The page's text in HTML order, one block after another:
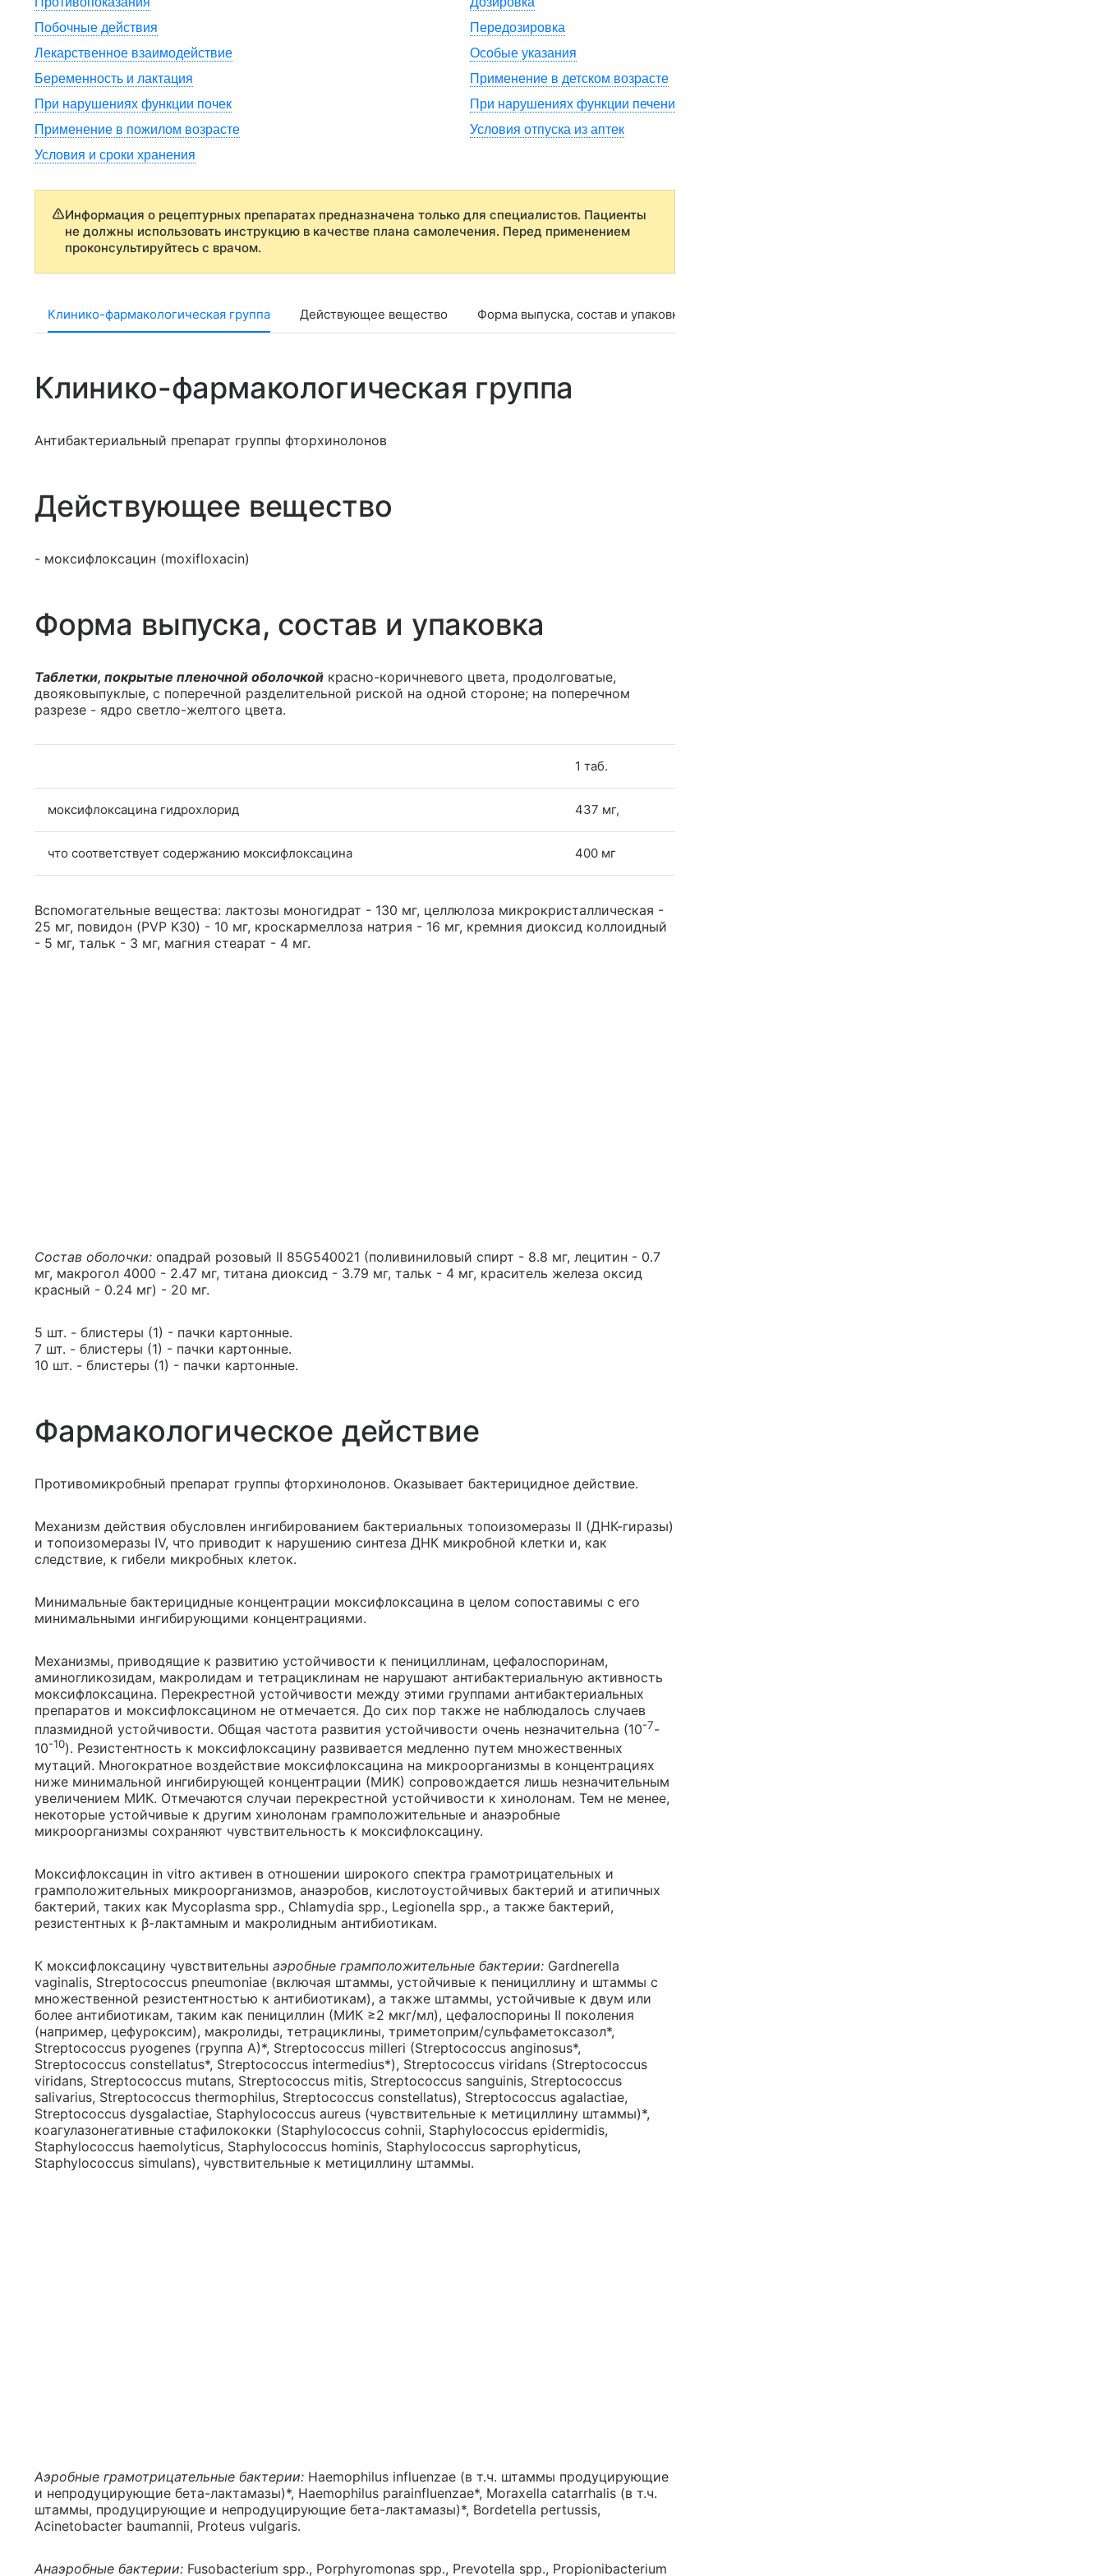
Побочные действия
Передозировка
Лекарственное взаимодействие
Особые указания
Беременность и лактация
Применение в детском возрасте
При нарушениях функции почек
При нарушениях функции печени
Применение в пожилом возрасте
Условия отпуска из аптек
Условия и сроки хранения
Информация о рецептурных препаратах предназначена только для специалистов. Пациенты
не должны использовать инструкцию в качестве плана самолечения. Перед применением
проконсультируйтесь с врачом.
Клинико-фармакологическая группа Действующее вещество Форма выпуска, состав и упаковка
Клинико-фармакологическая группа
Антибактериальный препарат группы фторхинолонов
Действующее вещество
- моксифлоксацин (moxifloxacin)
Форма выпуска, состав и упаковка
Таблетки, покрытые пленочной оболочкой красно-коричневого цвета, продолговатые,
двояковыпуклые, с поперечной разделительной риской на одной стороне; на поперечном
разрезе - ядро светло-желтого цвета.
1 таб.
моксифлоксацина гидрохлорид 437 мг,
что соответствует содержанию моксифлоксацина 400 мг
Вспомогательные вещества: лактозы моногидрат - 130 мг, целлюлоза микрокристаллическая -
25 мг, повидон (PVP K30) - 10 мг, кроскармеллоза натрия - 16 мг, кремния диоксид коллоидный
- 5 мг, тальк - 3 мг, магния стеарат - 4 мг.
Состав оболочки: опадрай розовый II 85G540021 (поливиниловый спирт - 8.8 мг, лецитин - 0.7
мг, макрогол 4000 - 2.47 мг, титана диоксид - 3.79 мг, тальк - 4 мг, краситель железа оксид
красный - 0.24 мг) - 20 мг.
5 шт. - блистеры (1) - пачки картонные.
7 шт. - блистеры (1) - пачки картонные.
10 шт. - блистеры (1) - пачки картонные.
Фармакологическое действие
Противомикробный препарат группы фторхинолонов. Оказывает бактерицидное действие.
Механизм действия обусловлен ингибированием бактериальных топоизомеразы II (ДНК-гиразы)
и топоизомеразы IV, что приводит к нарушению синтеза ДНК микробной клетки и, как
следствие, к гибели микробных клеток.
Минимальные бактерицидные концентрации моксифлоксацина в целом сопоставимы с его
минимальными ингибирующими концентрациями.
Механизмы, приводящие к развитию устойчивости к пенициллинам, цефалоспоринам,
аминогликозидам, макролидам и тетрациклинам не нарушают антибактериальную активность
моксифлоксацина. Перекрестной устойчивости между этими группами антибактериальных
препаратов и моксифлоксацином не отмечается. До сих пор также не наблюдалось случаев
плазмидной устойчивости. Общая частота развития устойчивости очень незначительна (10-7-
10-10). Резистентность к моксифлоксацину развивается медленно путем множественных
мутаций. Многократное воздействие моксифлоксацина на микроорганизмы в концентрациях
ниже минимальной ингибирующей концентрации (МИК) сопровождается лишь незначительным
увеличением МИК. Отмечаются случаи перекрестной устойчивости к хинолонам. Тем не менее,
некоторые устойчивые к другим хинолонам грамположительные и анаэробные
микроорганизмы сохраняют чувствительность к моксифлоксацину.
Моксифлоксацин in vitro активен в отношении широкого спектра грамотрицательных и
грамположительных микроорганизмов, анаэробов, кислотоустойчивых бактерий и атипичных
бактерий, таких как Mycoplasma spp., Chlamydia spp., Legionella spp., а также бактерий,
резистентных к β-лактамным и макролидным антибиотикам.
К моксифлоксацину чувствительны аэробные грамположительные бактерии: Gardnerella
vaginalis, Streptococcus pneumoniae (включая штаммы, устойчивые к пенициллину и штаммы с
множественной резистентностью к антибиотикам), а также штаммы, устойчивые к двум или
более антибиотикам, таким как пенициллин (МИК ≥2 мкг/мл), цефалоспорины II поколения
(например, цефуроксим), макролиды, тетрациклины, триметоприм/сульфаметоксазол*,
Streptococcus pyogenes (группа A)*, Streptococcus milleri (Streptococcus anginosus*,
Streptococcus constellatus*, Streptococcus intermedius*), Streptococcus viridans (Streptococcus
viridans, Streptococcus mutans, Streptococcus mitis, Streptococcus sanguinis, Streptococcus
salivarius, Streptococcus thermophilus, Streptococcus constellatus), Streptococcus agalactiae,
Streptococcus dysgalactiae, Staphylococcus aureus (чувствительные к метициллину штаммы)*,
коагулазонегативные стафилококки (Staphylococcus cohnii, Staphylococcus epidermidis,
Staphylococcus haemolyticus, Staphylococcus hominis, Staphylococcus saprophyticus,
Staphylococcus simulans), чувствительные к метициллину штаммы.
Аэробные грамотрицательные бактерии: Haemophilus influenzae (в т.ч. штаммы продуцирующие
и непродуцирующие бета-лактамазы)*, Haemophilus parainfluenzae*, Moraxella catarrhalis (в т.ч.
штаммы, продуцирующие и непродуцирующие бета-лактамазы)*, Bordetella pertussis,
Acinetobacter baumannii, Proteus vulgaris.
Анаэробные бактерии: Fusobacterium spp., Porphyromonas spp., Prevotella spp., Propionibacterium